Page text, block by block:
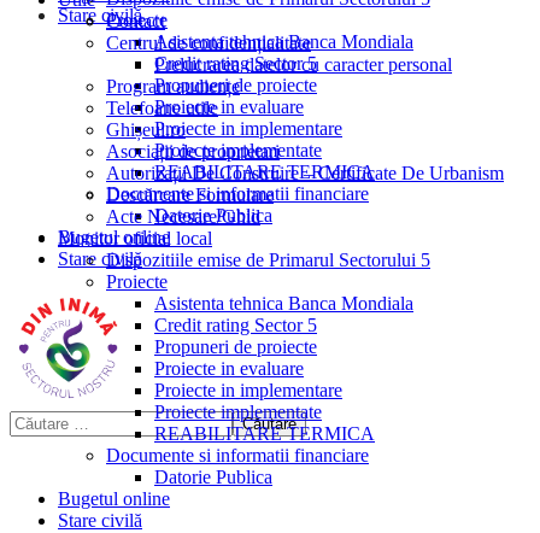
Stare civilă
Proiecte
Asistenta tehnica Banca Mondiala
Credit rating Sector 5
Propuneri de proiecte
Proiecte in evaluare
Proiecte in implementare
Proiecte implementate
REABILITARE TERMICA
Documente si informatii financiare
Datorie Publica
Bugetul online
Stare civilă
Contact
Centrul de confidențialitate
Prelucrarea datelor cu caracter personal
Program audiențe
Telefoane utile
Ghișeul.ro
Asociații de proprietari
Autorizații De Construire – Certificate De Urbanism
Descărcare Formulare
Acte Necesare/Ghid
Monitor oficial local
Dispozitiile emise de Primarul Sectorului 5
Proiecte
Asistenta tehnica Banca Mondiala
Credit rating Sector 5
Propuneri de proiecte
Proiecte in evaluare
Proiecte in implementare
Proiecte implementate
REABILITARE TERMICA
Documente si informatii financiare
Datorie Publica
Bugetul online
Stare civilă